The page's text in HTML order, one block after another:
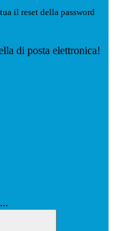
il reset della password
di posta elettronica!